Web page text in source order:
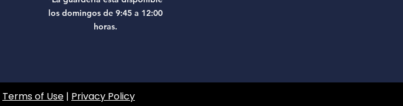
los domingos de 9:45 a 12:00
horas.
Terms of Use | Privacy Policy